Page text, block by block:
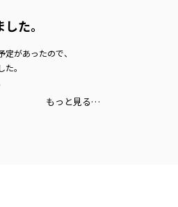
た。
があったので、
。
もっと見る…